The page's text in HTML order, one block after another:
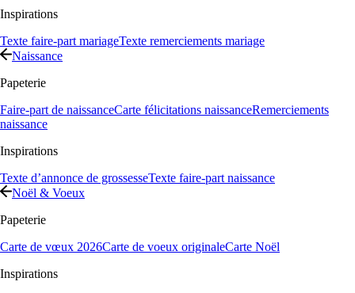
Inspirations
Texte faire-part mariageTexte remerciements mariage
Naissance
Papeterie
Faire-part de naissanceCarte félicitations naissanceRemerciements
naissance
Inspirations
Texte d’annonce de grossesseTexte faire-part naissance
Noël & Voeux
Papeterie
Carte de vœux 2026Carte de voeux originaleCarte Noël
Inspirations